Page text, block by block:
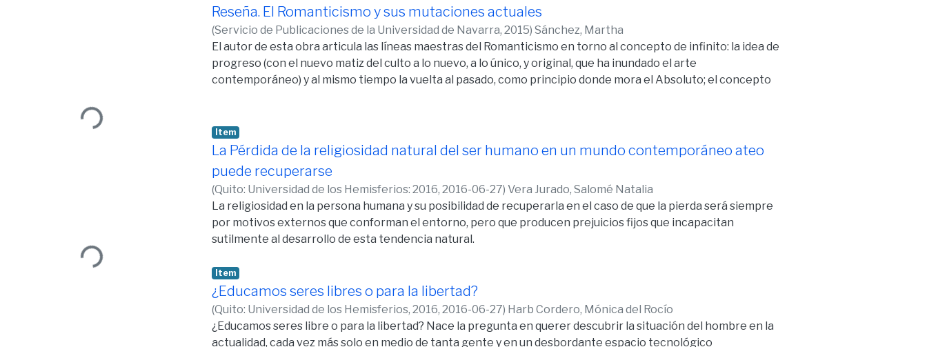
Loading...
Reseña. El Romanticismo y sus mutaciones actuales
(Servicio de Publicaciones de la Universidad de Navarra, 2015) Sánchez, Martha
El autor de esta obra articula las líneas maestras del Romanticismo en torno al concepto de infinito: la idea de
progreso (con el nuevo matiz del culto a lo nuevo, a lo único, y original, que ha inundado el arte
contemporáneo) y al mismo tiempo la vuelta al pasado, como principio donde mora el Absoluto; el concepto
sujetos se entienden dentro de una comunidad de comparte la defensa de los mismos ideales.
Loading...
Item
La Pérdida de la religiosidad natural del ser humano en un mundo contemporáneo ateo
puede recuperarse
(Quito: Universidad de los Hemisferios: 2016, 2016-06-27) Vera Jurado, Salomé Natalia
La religiosidad en la persona humana y su posibilidad de recuperarla en el caso de que la pierda será siempre
por motivos externos que conforman el entorno, pero que producen prejuicios fijos que incapacitan
sutilmente al desarrollo de esta tendencia natural.
encaminándose al bien, entendido de un modo integral, es decir, que cubra todas las dimensiones (realización
personal). El pleno ejercicio de la libertad humana implica apertura personal, la cual le permite abrirse a la
realidad en orden a encontrar su identidad, hasta llegar al bien supremo, fuente de su identidad personal.
Perder la religiosidad equivale a perder la identidad. La fe presente en toda religiosidad es un don y una
respuesta de adhesión que invita a la reflexión continua para evitarle al ser humano caer en supersticiones
Item
¿Educamos seres libres o para la libertad?
(Quito: Universidad de los Hemisferios, 2016, 2016-06-27) Harb Cordero, Mónica del Rocío
¿Educamos seres libre o para la libertad? Nace la pregunta en querer descubrir la situación del hombre en la
actualidad, cada vez más solo en medio de tanta gente y en un desbordante espacio tecnológico